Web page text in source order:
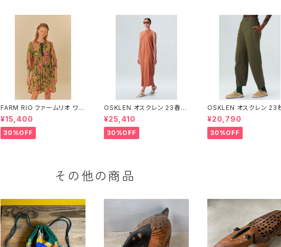
FARM RIO ファームリオ ワン
ピース Aurora Floral
¥15,400
30%OFF
OSKLEN オスクレン 23春夏
ワンピース 1088-67330
¥25,410
30%OFF
OSKLEN オスクレン 23秋冬
ボトムス 1041-66127
¥20,790
30%OFF
その他の商品